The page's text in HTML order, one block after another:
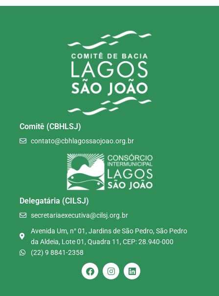
Comitê (CBHLSJ)
contato@cbhlagossaojoao.org.br
Delegatária (CILSJ)
secretariaexecutiva@cilsj.org.br
Avenida Um, n° 01, Jardins de São Pedro, São Pedro
da Aldeia, Lote 01, Quadra 11, CEP: 28.940-000
(22) 9 8841-2358